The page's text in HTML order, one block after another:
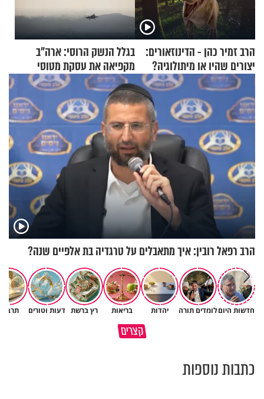
הרב זמיר כהן - הדינוזאורים:
יצורים שהיו או מיתולוגיה?
חלק א’
בגלל הנשק הרוסי: ארה"ב
מקפיאה את עסקת מטוסי
הקרב לטורקיה
הרב רפאל רובין: איך מתאבלים על טרגדיה בת אלפיים שנה?
חדשות היוםלומדים תורה יהדות בריאות רץ ברשת דעות וטורים
קצרים
רבתם שוב? 💔 זה לא אומר
כתבות נוספות